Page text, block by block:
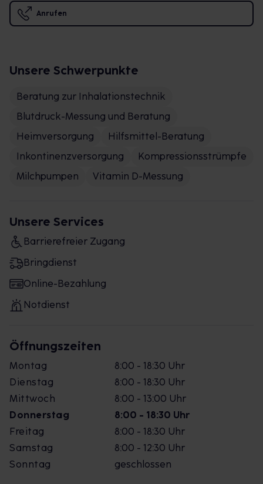
Anrufen
Unsere Schwerpunkte
Beratung zur Inhalationstechnik
Blutdruck-Messung und Beratung
Heimversorgung
Hilfsmittel-Beratung
Inkontinenzversorgung
Kompressionsstrümpfe
Milchpumpen
Vitamin D-Messung
Unsere Services
Barrierefreier Zugang
Bringdienst
Online-Bezahlung
Notdienst
Öffnungszeiten
Montag
8:00 - 18:30 Uhr
Dienstag
8:00 - 18:30 Uhr
Mittwoch
8:00 - 13:00 Uhr
Donnerstag
8:00 - 18:30 Uhr
Freitag
8:00 - 18:30 Uhr
Samstag
8:00 - 12:30 Uhr
Sonntag
geschlossen